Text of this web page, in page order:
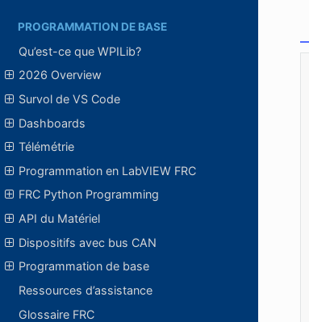
PROGRAMMATION DE BASE
Qu’est-ce que WPILib?
2026 Overview
Survol de VS Code
Dashboards
Télémétrie
Programmation en LabVIEW FRC
FRC Python Programming
API du Matériel
Dispositifs avec bus CAN
Programmation de base
Ressources d’assistance
Glossaire FRC